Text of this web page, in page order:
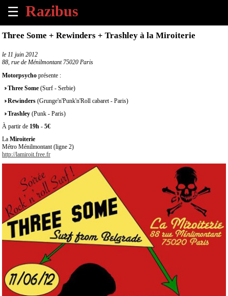
☰
×
Tous
évènements
à
venir
un
évènement
Contact
À
propos
Three Some + Rewinders + Trashley à la Miroiterie
le 11 juin 2012
88, rue de Ménilmontant 75020 Paris
Motorpsycho présente :
Three Some (Surf - Serbie)
Rewinders (Grunge'n'Punk'n'Roll cabaret - Paris)
Trashley (Punk - Paris)
À partir de 19h - 5€
La Miroiterie
Métro Ménilmontant (ligne 2)
http://lamiroit.free.fr